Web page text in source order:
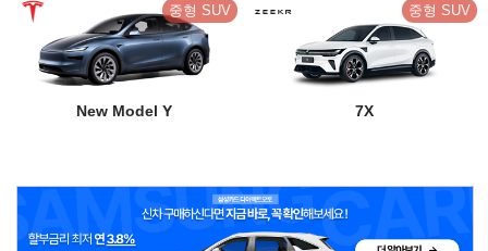
중형 SUV
New Model Y
중형 SUV
7X